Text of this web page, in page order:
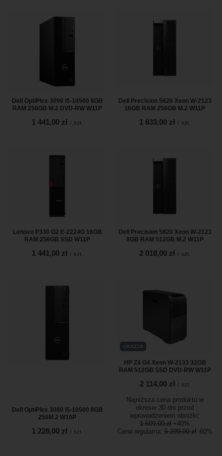
Dell OptiPlex 3090 i5-10500 8GB
RAM 256GB M.2 DVD-RW W11P
1 441,00 zł / szt.
Dell Precision 5820 Xeon W-2123
16GB RAM 256GB M.2 W11P
1 633,00 zł / szt.
Lenovo P330 G2 E-2224G 16GB
RAM 256GB SSD W11P
1 441,00 zł / szt.
Dell Precision 5820 Xeon W-2123
8GB RAM 512GB M.2 W11P
2 018,00 zł / szt.
Dell OptiPlex 3080 i5-10500 8GB
256M.2 W10P
1 228,00 zł / szt.
OKAZJA
HP Z4 G4 Xeon W-2133 32GB
RAM 512GB SSD DVD-RW W11P
2 114,00 zł / szt.
Najniższa cena produktu w
okresie 30 dni przed
wprowadzeniem obniżki:
1 509,00 zł +40%
Cena regularna: 5 299,00 zł -60%